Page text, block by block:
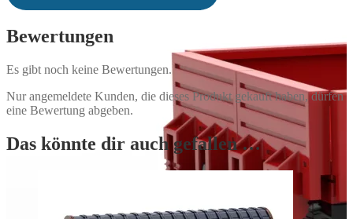
Bewertungen
Es gibt noch keine Bewertungen.
Nur angemeldete Kunden, die dieses Produkt gekauft haben, dürfen
eine Bewertung abgeben.
Das könnte dir auch gefallen …